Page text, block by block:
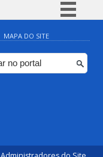
Simplifique!
Comunica BR
Participe
MAPA DO SITE